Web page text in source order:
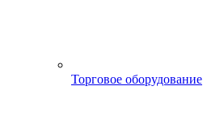
Торговое оборудование